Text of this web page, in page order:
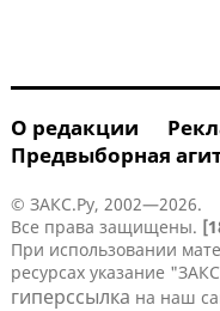
О редакции
Предвыборная
© ЗАКС.Ру, 2002—2026.
Все права защищены.
При использовании
ресурсах указание
гиперссылка на наш